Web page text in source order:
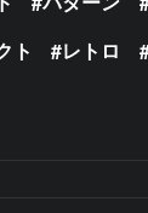
ト レトロ